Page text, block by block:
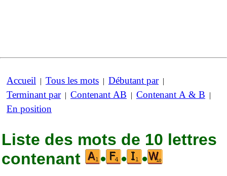
Accueil | Tous les mots | Débutant par|
Terminant par| Contenant AB | Contenant A & B |
En position
Liste des mots de 10 lettres
contenant
• • •